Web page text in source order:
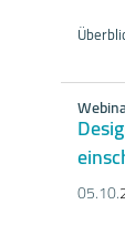
05.10.